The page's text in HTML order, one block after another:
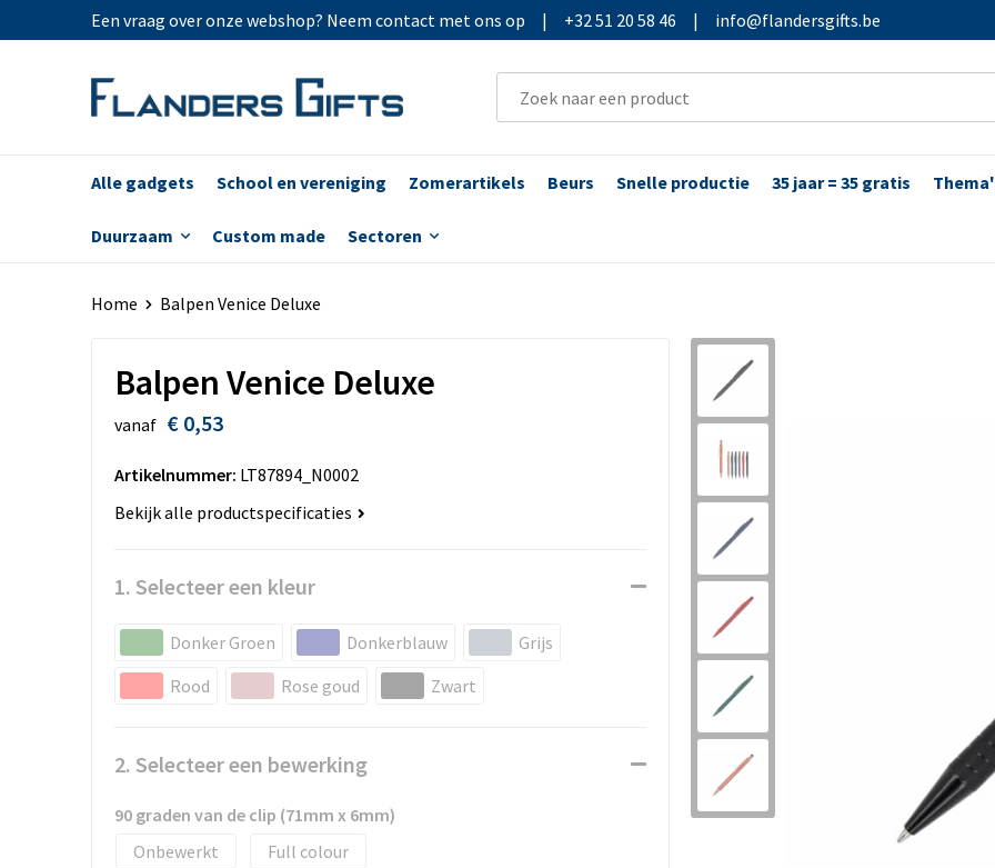
Een vraag over onze webshop? Neem contact met ons op | +32 51 20 58 46 | info@flandersgifts.be
Alle gadgets School en vereniging Zomerartikels Beurs Snelle productie 35 jaar = 35 gratis
Duurzaam Custom made Sectoren
Home Balpen Venice Deluxe
Balpen Venice Deluxe
vanaf € 0,53
Artikelnummer: LT87894_N0002
Bekijk alle productspecificaties
1. Selecteer een kleur
Donker Groen Donkerblauw
Grijs
Rood
Rose goud Zwart
2. Selecteer een bewerking
90 graden van de clip (71mm x 6mm)
Onbewerkt
Full colour